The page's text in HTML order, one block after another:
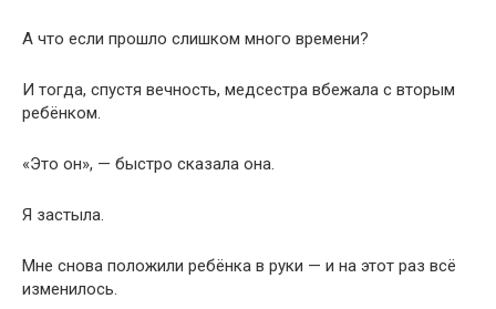
А что если прошло слишком много времени?
И тогда, спустя вечность, медсестра вбежала с вторым
ребёнком.
«Это он», — быстро сказала она.
Я застыла.
Мне снова положили ребёнка в руки — и на этот раз всё
изменилось.